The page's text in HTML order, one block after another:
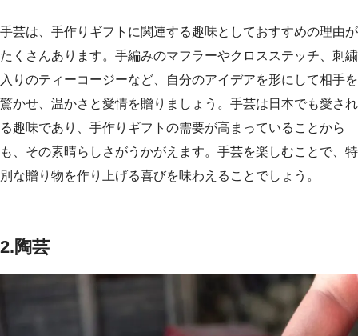
手芸は、手作りギフトに関連する趣味としておすすめの理由が
たくさんあります。手編みのマフラーやクロスステッチ、刺繍
入りのティーコージーなど、自分のアイデアを形にして相手を
驚かせ、温かさと愛情を贈りましょう。手芸は日本でも愛され
る趣味であり、手作りギフトの需要が高まっていることから
も、その素晴らしさがうかがえます。手芸を楽しむことで、特
別な贈り物を作り上げる喜びを味わえることでしょう。
2.陶芸